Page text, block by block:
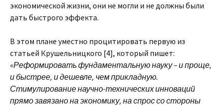
экономической жизни, они не могли и не должны были
дать быстрого эффекта.
В этом плане уместно процитировать первую из
статьей Крушельницкого [4], который пишет:
«Реформировать фундаментальную науку – и проще,
и быстрее, и дешевле, чем прикладную.
Стимулирование научно-технических инноваций
прямо завязано на экономику, на спрос со стороны